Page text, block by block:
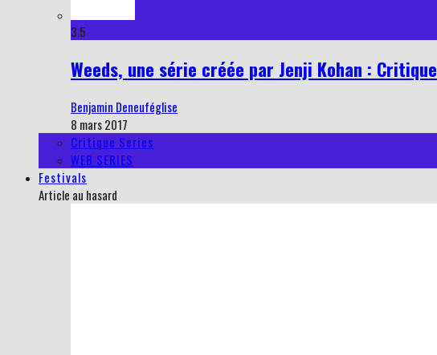
3.5
Weeds, une série créée par Jenji Kohan : Critique
Benjamin Deneuféglise
8 mars 2017
Critique Series
WEB SERIES
Festivals
Article au hasard